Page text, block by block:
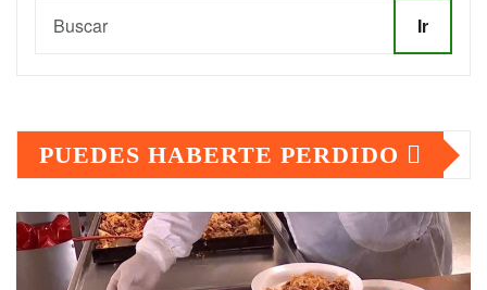
Ir
PUEDES HABERTE PERDIDO